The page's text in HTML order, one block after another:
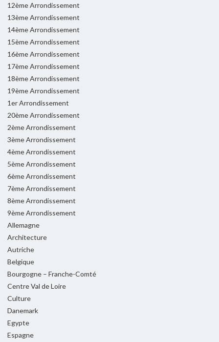
12ème Arrondissement
13ème Arrondissement
14ème Arrondissement
15ème Arrondissement
16ème Arrondissement
17ème Arrondissement
18ème Arrondissement
19ème Arrondissement
1er Arrondissement
20ème Arrondissement
2ème Arrondissement
3ème Arrondissement
4ème Arrondissement
5ème Arrondissement
6ème Arrondissement
7ème Arrondissement
8ème Arrondissement
9ème Arrondissement
Allemagne
Architecture
Autriche
Belgique
Bourgogne – Franche-Comté
Centre Val de Loire
Culture
Danemark
Egypte
Espagne